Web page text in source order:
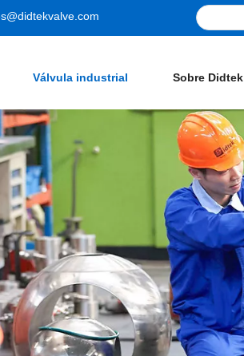
Válvula industrial Sobre Didtek